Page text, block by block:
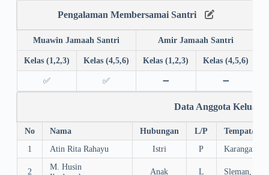
Pengalaman Membersamai Santri
Muawin Jamaah Santri Amir Jamaah Santri
Kelas (1,2,3) Kelas (4,5,6) Kelas (1,2,3) Kelas (4,5,6)
✅ ✅ ➖ ➖
Data Anggota
No Nama Hubungan L/P
Tempat/
1
Atin Rita Rahayu Istri P
2
M. Husin
Anak L Sleman, 19/